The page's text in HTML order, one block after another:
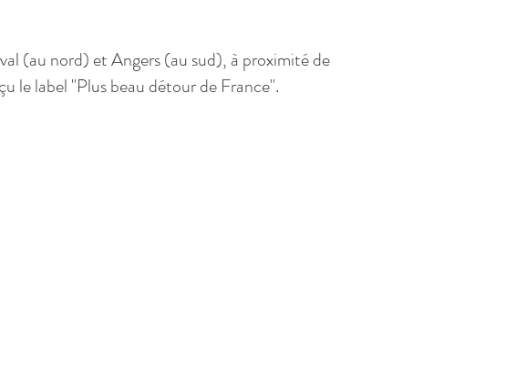
(au nord) et Angers (au sud), à proximité de
le label "Plus beau détour de France".